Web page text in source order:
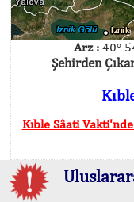
Arz :40°
Şehirden
Kıble Sâati